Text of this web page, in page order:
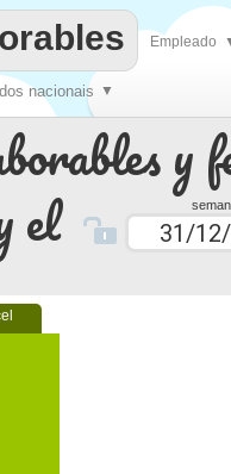
y
el
nacionais ▼
Empleado